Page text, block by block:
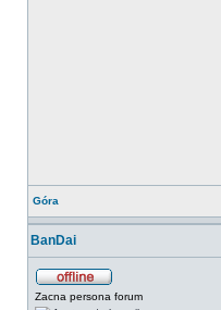
Góra
BanDai
Zacna persona forum